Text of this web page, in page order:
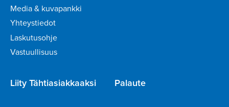
Media & kuvapankki
Yhteystiedot
Laskutusohje
Vastuullisuus
Liity Tähtiasiakkaaksi Palaute